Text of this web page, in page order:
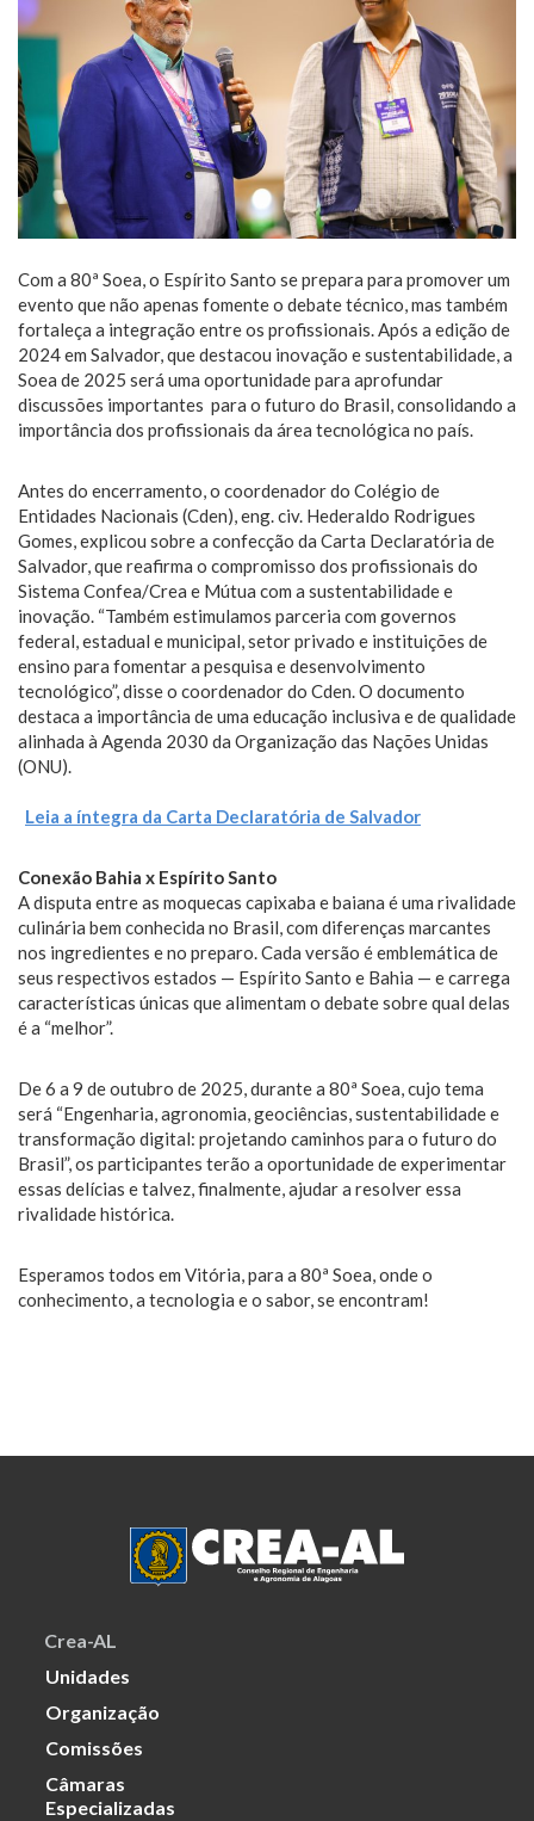
Com a 80ª Soea, o Espírito Santo se prepara para promover um
evento que não apenas fomente o debate técnico, mas também
fortaleça a integração entre os profissionais. Após a edição de
2024 em Salvador, que destacou inovação e sustentabilidade, a
Soea de 2025 será uma oportunidade para aprofundar
discussões importantes para o futuro do Brasil, consolidando a
importância dos profissionais da área tecnológica no país.
Antes do encerramento, o coordenador do Colégio de
Entidades Nacionais (Cden), eng. civ. Hederaldo Rodrigues
Gomes, explicou sobre a confecção da Carta Declaratória de
Salvador, que reafirma o compromisso dos profissionais do
Sistema Confea/Crea e Mútua com a sustentabilidade e
inovação. “Também estimulamos parceria com governos
federal, estadual e municipal, setor privado e instituições de
ensino para fomentar a pesquisa e desenvolvimento
tecnológico”, disse o coordenador do Cden. O documento
destaca a importância de uma educação inclusiva e de qualidade
alinhada à Agenda 2030 da Organização das Nações Unidas
(ONU).
Leia a íntegra da Carta Declaratória de Salvador
Conexão Bahia x Espírito Santo
A disputa entre as moquecas capixaba e baiana é uma rivalidade
culinária bem conhecida no Brasil, com diferenças marcantes
nos ingredientes e no preparo. Cada versão é emblemática de
seus respectivos estados — Espírito Santo e Bahia — e carrega
características únicas que alimentam o debate sobre qual delas
é a “melhor”.
De 6 a 9 de outubro de 2025, durante a 80ª Soea, cujo tema
será “Engenharia, agronomia, geociências, sustentabilidade e
transformação digital: projetando caminhos para o futuro do
Brasil”, os participantes terão a oportunidade de experimentar
essas delícias e talvez, finalmente, ajudar a resolver essa
rivalidade histórica.
Esperamos todos em Vitória, para a 80ª Soea, onde o
conhecimento, a tecnologia e o sabor, se encontram!
Crea-AL
Unidades
Organização
Comissões
Câmaras
Especializadas